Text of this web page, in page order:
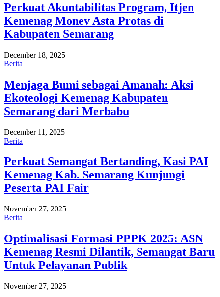
Perkuat Akuntabilitas Program, Itjen
Kemenag Monev Asta Protas di
Kabupaten Semarang
December 18, 2025
Berita
Menjaga Bumi sebagai Amanah: Aksi
Ekoteologi Kemenag Kabupaten
Semarang dari Merbabu
December 11, 2025
Berita
Perkuat Semangat Bertanding, Kasi PAI
Kemenag Kab. Semarang Kunjungi
Peserta PAI Fair
November 27, 2025
Berita
Optimalisasi Formasi PPPK 2025: ASN
Kemenag Resmi Dilantik, Semangat Baru
Untuk Pelayanan Publik
November 27, 2025